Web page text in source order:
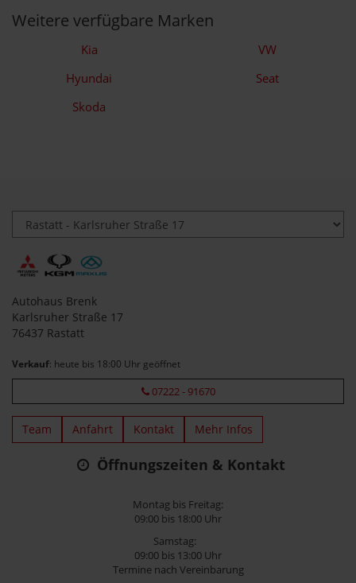
Weitere verfügbare Marken
Kia
VW
Hyundai
Seat
Skoda
Autohaus Brenk
Karlsruher Straße 17
76437 Rastatt
Verkauf: heute bis 18:00 Uhr geöffnet
07222 - 91670
Team Anfahrt Kontakt Mehr Infos
Öffnungszeiten & Kontakt
Montag bis Freitag:
09:00 bis 18:00 Uhr
Samstag:
09:00 bis 13:00 Uhr
Termine nach Vereinbarung